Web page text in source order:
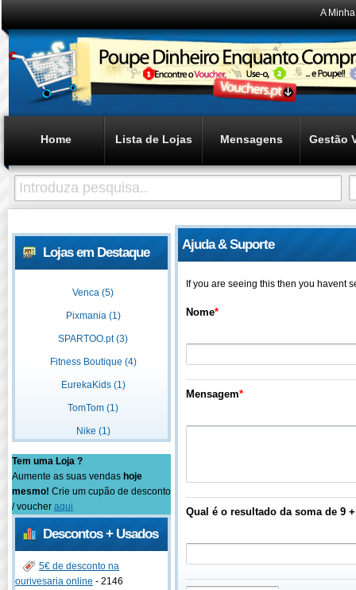
A
Home Lista de Lojas Mensagens Gestão
Lojas em Destaque
Venca (5)
Pixmania (1)
SPARTOO.pt (3)
Fitness Boutique (4)
EurekaKids (1)
TomTom (1)
Nike (1)
Tem uma Loja ?
Aumente as suas vendas hoje
mesmo! Crie um cupão de desconto
/ voucher aqui
Descontos + Usados
5€ de desconto na
ourivesaria online - 2146
Ajuda & Suporte
If you are seeing this then you havent
Nome*
Mensagem*
Qual é o resultado da soma de 9